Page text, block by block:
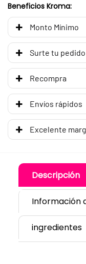
Beneficios Kroma:
Monto Mínimo
Surte tu
Recompra
Envíos rápidos
Excelente
Descripción
Información
ingredientes